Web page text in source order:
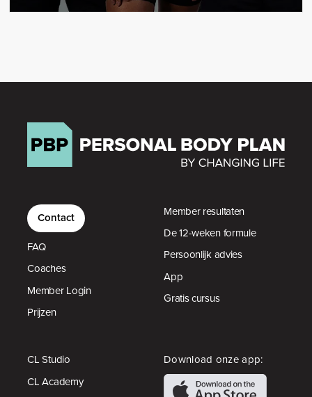
Contact
FAQ
Coaches
Member Login
Prijzen
Member resultaten
De 12-weken formule
Persoonlijk advies
App
Gratis cursus
CL Studio
CL Academy
Download onze app: